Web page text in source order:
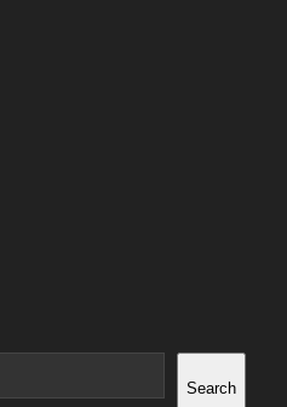
Search